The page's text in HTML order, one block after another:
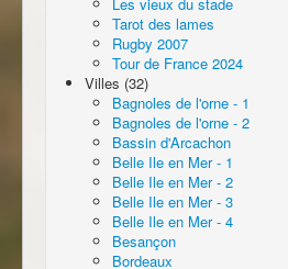
Tarot des lames
Rugby 2007
Tour de France 2024
Villes (32)
Bagnoles de l'orne - 1
Bagnoles de l'orne - 2
Bassin d'Arcachon
Belle Ile en Mer - 1
Belle Ile en Mer - 2
Belle Ile en Mer - 3
Belle Ile en Mer - 4
Besançon
Bordeaux